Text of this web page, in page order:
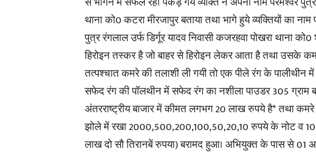
थाना को0 कटरा मीरजापुर बताया तथा भागे हुये व्यक्तियों का
पुत्र रंगलाल उर्फ डिर्गूर यादव निवासी कजरहवा पोखरा थाना
हिरोइन तस्कर है जो बाहर से हिरोइन लेकर आता है तथा उसके
तत्पश्चात कमरे की तलाशी ली गयी तो एक पीले रंग के
सफेद रंग की पॉलथीन में सफेद रंग का नशीला पाउडर 305 ग्राम
अंतरराष्ट्रीय बाजार में कीमत लगभग 20 लाख रुपये है* तथा
झोले में रखा 2000,500,200,100,50,20,10 रुपये के नोट व
लाख दो सौ तिरानबें रुपया) बरामद हुआ। अभियुक्त के पास से 01